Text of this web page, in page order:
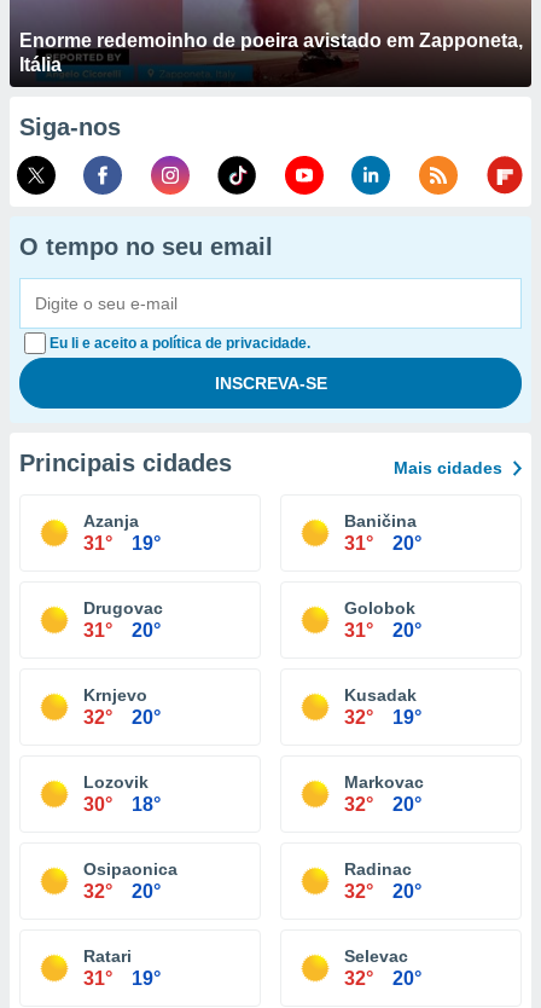
Enorme redemoinho de poeira avistado em Zapponeta,
Itália
Siga-nos
O tempo no seu email
Eu li e aceito a política de privacidade.
Principais cidades Mais cidades
Azanja
31° 19°
Baničina
31° 20°
Drugovac
31° 20°
Golobok
31° 20°
Krnjevo
32° 20°
Kusadak
32° 19°
Lozovik
30° 18°
Markovac
32° 20°
Osipaonica
32° 20°
Radinac
32° 20°
Ratari
31° 19°
Selevac
32° 20°